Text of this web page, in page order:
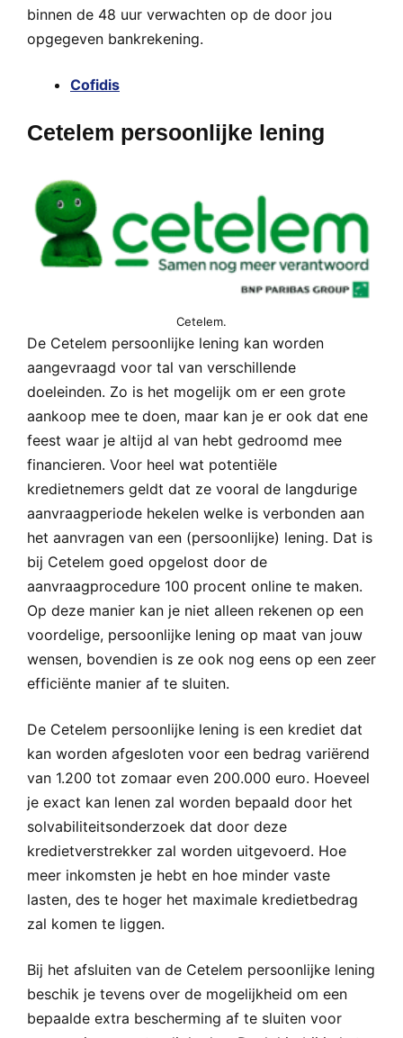
binnen de 48 uur verwachten op de door jou
opgegeven bankrekening.
Cofidis
Cetelem persoonlijke lening
Cetelem.
De Cetelem persoonlijke lening kan worden
aangevraagd voor tal van verschillende
doeleinden. Zo is het mogelijk om er een grote
aankoop mee te doen, maar kan je er ook dat ene
feest waar je altijd al van hebt gedroomd mee
financieren. Voor heel wat potentiële
kredietnemers geldt dat ze vooral de langdurige
aanvraagperiode hekelen welke is verbonden aan
het aanvragen van een (persoonlijke) lening. Dat is
bij Cetelem goed opgelost door de
aanvraagprocedure 100 procent online te maken.
Op deze manier kan je niet alleen rekenen op een
voordelige, persoonlijke lening op maat van jouw
wensen, bovendien is ze ook nog eens op een zeer
efficiënte manier af te sluiten.
De Cetelem persoonlijke lening is een krediet dat
kan worden afgesloten voor een bedrag variërend
van 1.200 tot zomaar even 200.000 euro. Hoeveel
je exact kan lenen zal worden bepaald door het
solvabiliteitsonderzoek dat door deze
kredietverstrekker zal worden uitgevoerd. Hoe
meer inkomsten je hebt en hoe minder vaste
lasten, des te hoger het maximale kredietbedrag
zal komen te liggen.
Bij het afsluiten van de Cetelem persoonlijke lening
beschik je tevens over de mogelijkheid om een
bepaalde extra bescherming af te sluiten voor